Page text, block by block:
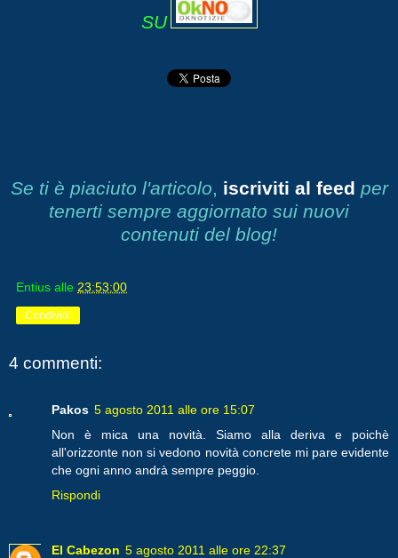
SU
Se ti è piaciuto l'articolo, iscriviti al feed per
tenerti sempre aggiornato sui nuovi
contenuti del blog!
Entius alle 23:53:00
Condividi
4 commenti:
Pakos 5 agosto 2011 alle ore 15:07
Non è mica una novità. Siamo alla deriva e poichè
all'orizzonte non si vedono novità concrete mi pare evidente
che ogni anno andrà sempre peggio.
Rispondi
El Cabezon 5 agosto 2011 alle ore 22:37